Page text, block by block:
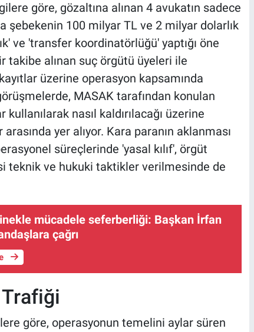
göre, gözaltına alınan 4 avukatın sadece
şebekenin 100 milyar TL ve 2 milyar dolarlık
ve 'transfer koordinatörlüğü' yaptığı öne
takibe alınan suç örgütü üyeleri ile
üzerine operasyon kapsamında
MASAK tarafından konulan
nasıl kaldırılacağı üzerine
yer alıyor. Kara paranın aklanması
süreçlerinde 'yasal kılıf', örgüt
teknik ve hukuki taktikler verilmesinde de
mücadele seferberliği: Başkan İrfan
çağrı
göre, operasyonun temelini aylar süren